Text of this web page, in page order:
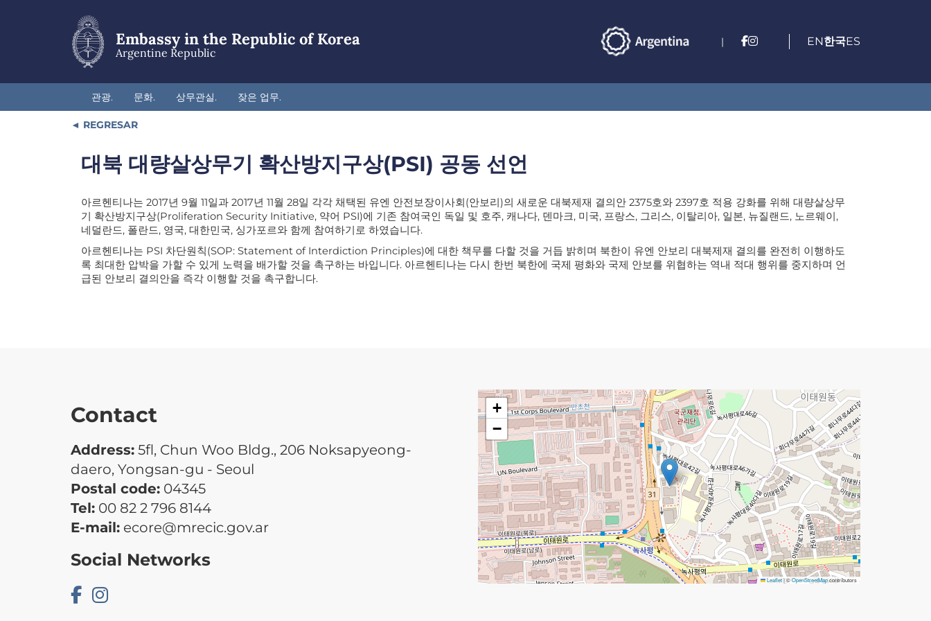
Embassy in the Republic of Korea
Argentine Republic
| EN한국ES
관광. 문화. 상무관실. 잦은 업무.
REGRESAR
대북 대량살상무기 확산방지구상(PSI) 공동 선언
아르헨티나는 2017년 9월 11일과 2017년 11월 28일 각각 채택된 유엔 안전보장이사회(안보리)의 새로운 대북제재 결의안 2375호와 2397호 적용 강화를 위해 대량살상무
기 확산방지구상(Proliferation Security Initiative, 약어 PSI)에 기존 참여국인 독일 및 호주, 캐나다, 덴마크, 미국, 프랑스, 그리스, 이탈리아, 일본, 뉴질랜드, 노르웨이,
네덜란드, 폴란드, 영국, 대한민국, 싱가포르와 함께 참여하기로 하였습니다.
아르헨티나는 PSI 차단원칙(SOP: Statement of Interdiction Principles)에 대한 책무를 다할 것을 거듭 밝히며 북한이 유엔 안보리 대북제재 결의를 완전히 이행하도
록 최대한 압박을 가할 수 있게 노력을 배가할 것을 촉구하는 바입니다. 아르헨티나는 다시 한번 북한에 국제 평화와 국제 안보를 위협하는 역내 적대 행위를 중지하며 언
급된 안보리 결의안을 즉각 이행할 것을 촉구합니다.
Contact
Address: 5fl, Chun Woo Bldg., 206 Noksapyeong-
daero, Yongsan-gu - Seoul
Postal code: 04345
Tel: 00 82 2 796 8144
E-mail: ecore@mrecic.gov.ar
Social Networks
+
−
Leaflet|©OpenStreetMapcontributors